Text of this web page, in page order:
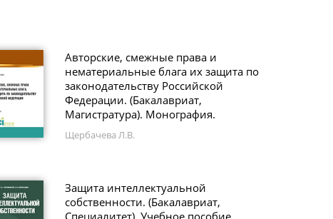
Авторские, смежные права и
нематериальные блага их защита по
законодательству Российской
Федерации. (Бакалавриат,
Магистратура). Монография.
Щербачева Л.В.
Защита интеллектуальной
собственности. (Бакалавриат,
Специалитет). Учебное пособие.